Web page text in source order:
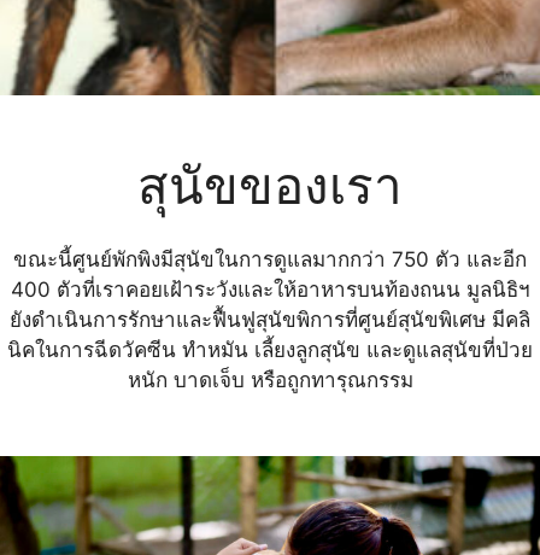
สุนัขของเรา
ขณะนี้ศูนย์พักพิงมีสุนัขในการดูแลมากกว่า 750 ตัว และอีก
400 ตัวที่เราคอยเฝ้าระวังและให้อาหารบนท้องถนน มูลนิธิฯ
ยังดำเนินการรักษาและฟื้นฟูสุนัขพิการที่ศูนย์สุนัขพิเศษ มีคลิ
นิคในการฉีดวัคซีน ทำหมัน เลี้ยงลูกสุนัข และดูแลสุนัขที่ป่วย
หนัก บาดเจ็บ หรือถูกทารุณกรรม